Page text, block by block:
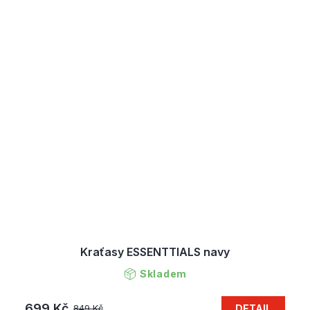
Kraťasy ESSENTTIALS navy
Skladem